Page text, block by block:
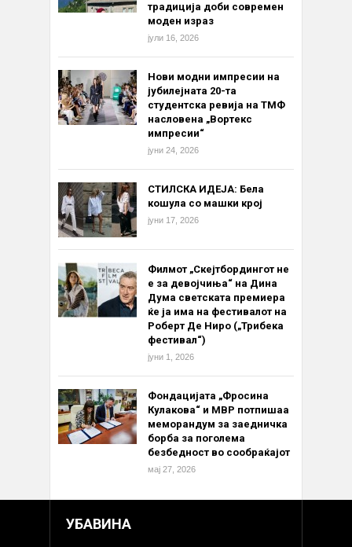
традиција доби современ
моден израз
јули 16, 2026
Нови модни импресии на
јубилејната 20-та
студентска ревија на ТМФ
насловена „Вортекс
импресии“
јуни 24, 2026
СТИЛСКА ИДЕЈА: Бела
кошула со машки крој
јуни 17, 2026
Филмот „Скејтбордингот не
е за девојчиња“ на Дина
Дума светската премиера
ќе ја има на фестивалот на
Роберт Де Ниро („Трибека
фестивал“)
јуни 1, 2026
Фондацијата „Фросина
Кулакова“ и МВР потпишаа
меморандум за заедничка
борба за поголема
безбедност во сообраќајот
мај 27, 2026
УБАВИНА